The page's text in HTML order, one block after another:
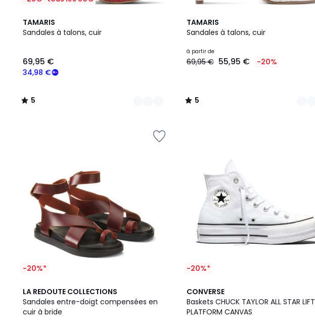
TAMARIS
Sandales à talons, cuir
€
souscrivez
programme
34,98 €
69,95 €
5
/
4
Couleurs
5
/
TAMARIS
Sandales à talons, cuir
à partir de
69,95 € 55,95 € -20%
5
/
5
Couleurs
5
/
-20%*
LA REDOUTE COLLECTIONS
Sandales entre-doigt compensées en
cuir à bride
4,4
/ 5
2
Couleurs
-20%*
CONVERSE
Baskets CHUCK TAYLOR ALL STAR LIFT
PLATFORM CANVAS
4,8
/ 5
2
Couleurs